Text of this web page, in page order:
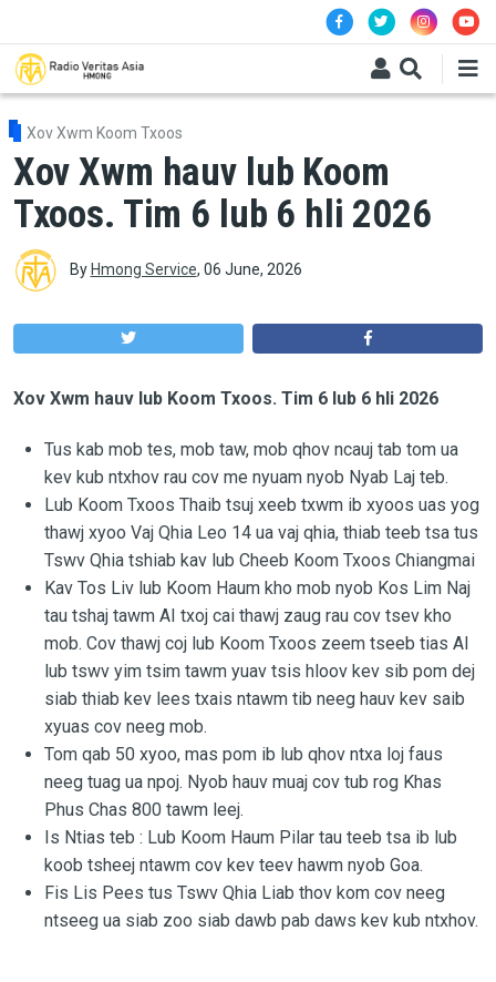
Xov Xwm Koom Txoos
Xov Xwm hauv lub Koom
Txoos. Tim 6 lub 6 hli 2026
By Hmong Service, 06 June, 2026
Xov Xwm hauv lub Koom Txoos. Tim 6 lub 6 hli 2026
Tus kab mob tes, mob taw, mob qhov ncauj tab tom ua
kev kub ntxhov rau cov me nyuam nyob Nyab Laj teb.
Lub Koom Txoos Thaib tsuj xeeb txwm ib xyoos uas yog
thawj xyoo Vaj Qhia Leo 14 ua vaj qhia, thiab teeb tsa tus
Tswv Qhia tshiab kav lub Cheeb Koom Txoos Chiangmai
Kav Tos Liv lub Koom Haum kho mob nyob Kos Lim Naj
tau tshaj tawm AI txoj cai thawj zaug rau cov tsev kho
mob. Cov thawj coj lub Koom Txoos zeem tseeb tias AI
lub tswv yim tsim tawm yuav tsis hloov kev sib pom dej
siab thiab kev lees txais ntawm tib neeg hauv kev saib
xyuas cov neeg mob.
Tom qab 50 xyoo, mas pom ib lub qhov ntxa loj faus
neeg tuag ua npoj. Nyob hauv muaj cov tub rog Khas
Phus Chas 800 tawm leej.
Is Ntias teb : Lub Koom Haum Pilar tau teeb tsa ib lub
koob tsheej ntawm cov kev teev hawm nyob Goa.
Fis Lis Pees tus Tswv Qhia Liab thov kom cov neeg
ntseeg ua siab zoo siab dawb pab daws kev kub ntxhov.